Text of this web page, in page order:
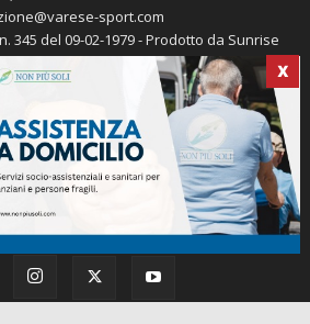
X
sport.com
345 del 09-02-1979 - Prodotto da Sunrise
Michele Marocco -Cookie policy
Pubblicità
sport.com
SEGUICI